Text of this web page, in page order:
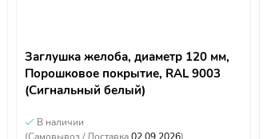
Заглушка желоба, диаметр 120 мм,
Порошковое покрытие, RAL 9003
(Сигнальный белый)
В наличии
(Самовывоз / Доставка02.09.2026)